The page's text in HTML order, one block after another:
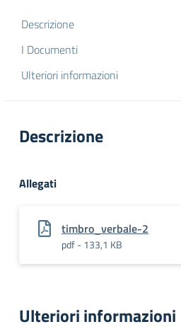
Descrizione
I Documenti
Ulteriori informazioni
Descrizione
Allegati
timbro_verbale-2
pdf - 133,1 KB
Ulteriori informazioni